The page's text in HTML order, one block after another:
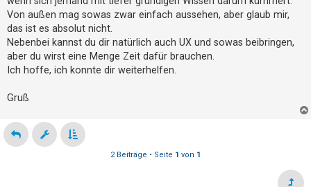
e
n
k
i
v
Von außen mag sowas zwar einfach aussehen, aber glaub mir,
das ist es absolut nicht.
Nebenbei kannst du dir natürlich auch UX und sowas beibringen,
aber du wirst eine Menge Zeit dafür brauchen.
Ich hoffe, ich konnte dir weiterhelfen.
Gruß
2 Beiträge • Seite 1 von 1